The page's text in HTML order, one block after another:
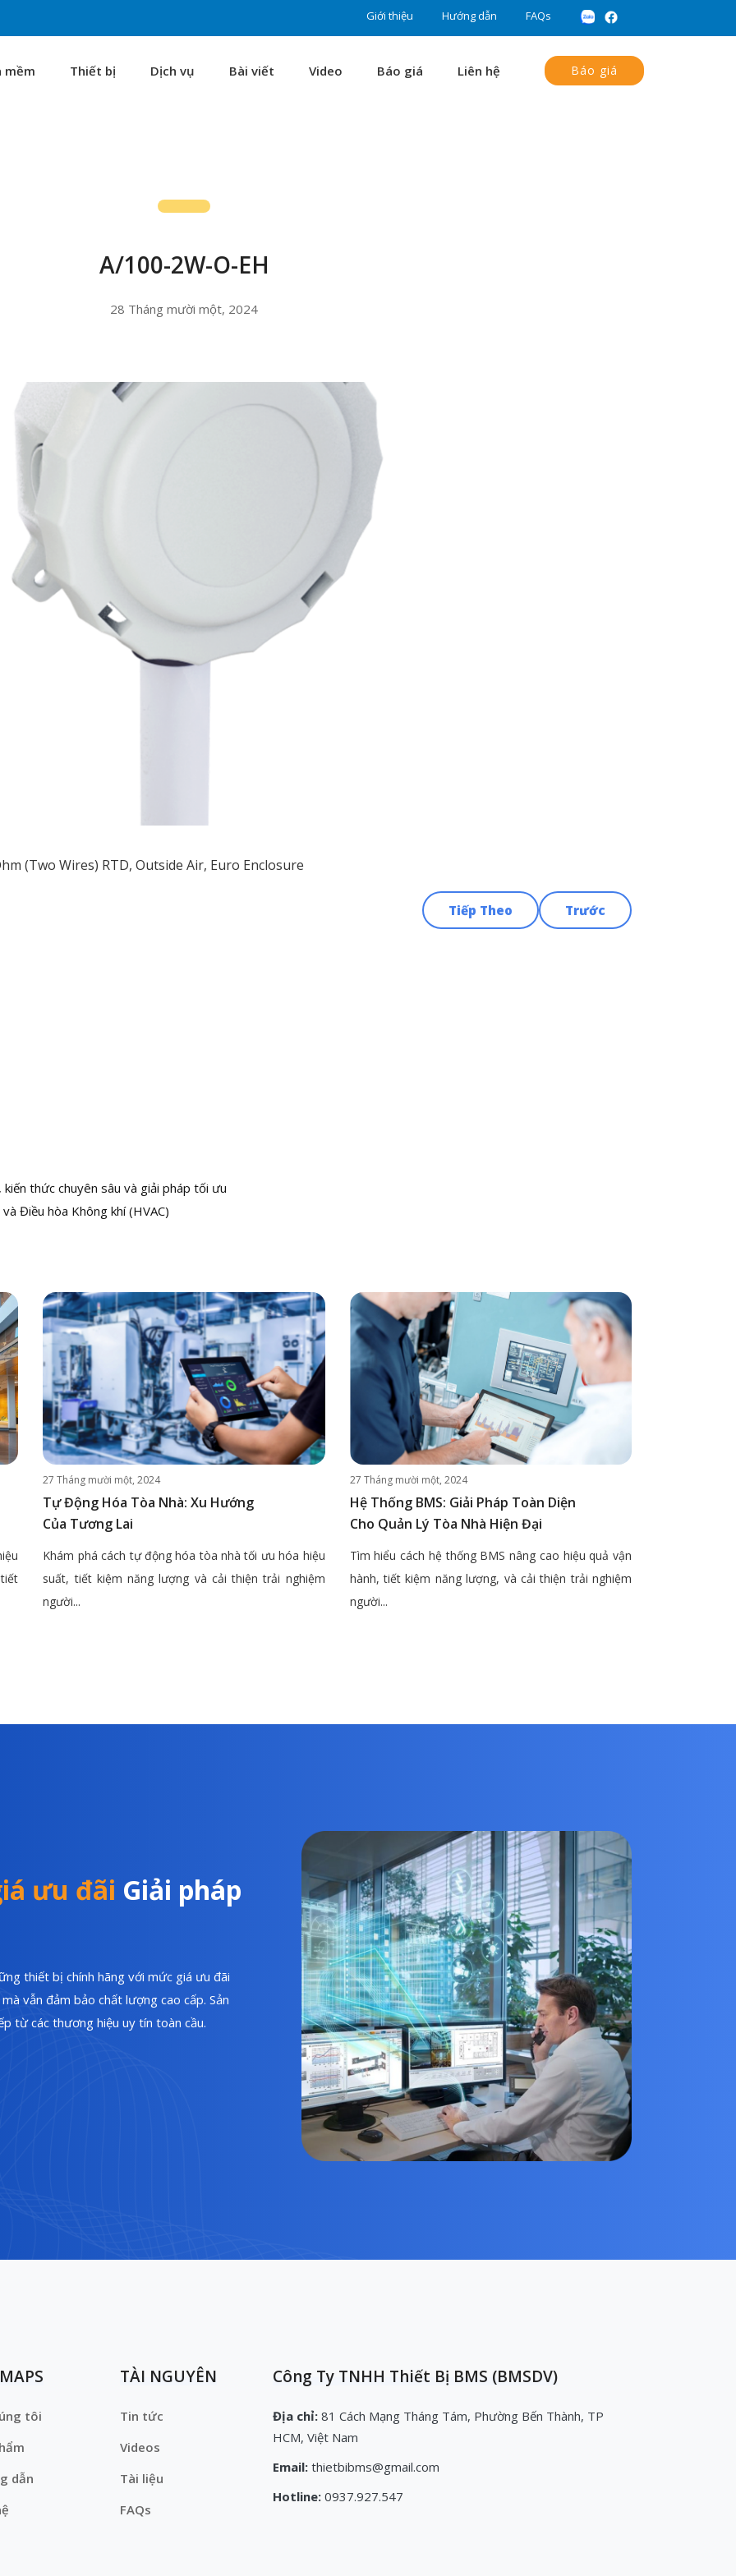
Giới thiệu Hướng dẫn FAQs
mềm Thiết bị Dịch vụ Bài viết Video Báo giá Liên hệ Báo giá
A/100-2W-O-EH
28 Tháng mười một, 2024
(Two Wires) RTD, Outside Air, Euro Enclosure
Trước
Tiếp Theo
thức chuyên sâu và giải pháp tối ưu
Điều hòa Không khí (HVAC)
27 Tháng mười một, 2024
Tự Động Hóa Tòa Nhà: Xu Hướng
Của Tương Lai
Khám phá cách tự động hóa tòa nhà tối ưu hóa hiệu
suất, tiết kiệm năng lượng và cải thiện trải nghiệm
người...
27 Tháng mười một, 2024
Hệ Thống BMS: Giải Pháp Toàn Diện
Cho Quản Lý Tòa Nhà Hiện Đại
Tìm hiểu cách hệ thống BMS nâng cao hiệu quả vận
hành, tiết kiệm năng lượng, và cải thiện trải nghiệm
người...
ưu đãi Giải pháp
thiết bị chính hãng với mức giá ưu đãi
vẫn đảm bảo chất lượng cao cấp. Sản
từ các thương hiệu uy tín toàn cầu.
tôi
dẫn
TÀI NGUYÊN
Tin tức
Videos
Tài liệu
FAQs
Công Ty TNHH Thiết Bị BMS (BMSDV)
Địa chỉ: 81 Cách Mạng Tháng Tám, Phường Bến Thành, TP
HCM, Việt Nam
Email: thietbibms@gmail.com
Hotline: 0937.927.547